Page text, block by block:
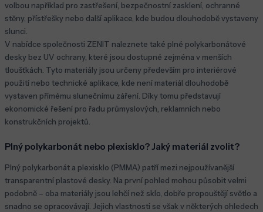
volbou například pro zastřešení, bezpečnostní zasklení, ochranné
stěny, přístřešky nebo další aplikace, kde budou dlouhodobě vystaveny
slunci.
V nabídce společnosti ZENIT naleznete také plné polykarbonátové
desky bez UV ochrany, které jsou dostupné zejména v menších
tloušťkách. Tyto materiály jsou určeny především pro interiérové
použití nebo technické aplikace, kde není materiál dlouhodobě
vystaven přímému slunečnímu záření. Díky tomu představují
ekonomické řešení pro řadu průmyslových, reklamních nebo
konstrukčních projektů.
Plný polykarbonát nebo plexisklo? Jaký materiál zvolit?
Plný polykarbonát a plexisklo (PMMA) patří mezi nejpoužívanější
transparentní plastové desky. Na první pohled mohou působit velmi
podobně – oba materiály jsou lehčí než sklo, dobře propouštějí světlo a
snadno se opracovávají. Jejich vlastnosti se však v některých ohledech